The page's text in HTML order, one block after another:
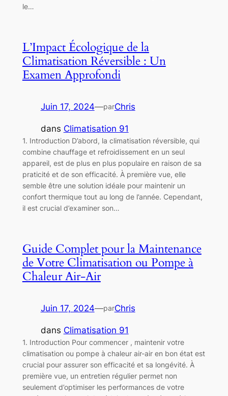
le…
L’Impact Écologique de la
Climatisation Réversible : Un
Examen Approfondi
Juin 17, 2024—parChris
dans Climatisation 91
1. Introduction D’abord, la climatisation réversible, qui
combine chauffage et refroidissement en un seul
appareil, est de plus en plus populaire en raison de sa
praticité et de son efficacité. À première vue, elle
semble être une solution idéale pour maintenir un
confort thermique tout au long de l’année. Cependant,
il est crucial d’examiner son…
Guide Complet pour la Maintenance
de Votre Climatisation ou Pompe à
Chaleur Air-Air
Juin 17, 2024—parChris
dans Climatisation 91
1. Introduction Pour commencer , maintenir votre
climatisation ou pompe à chaleur air-air en bon état est
crucial pour assurer son efficacité et sa longévité. À
première vue, un entretien régulier permet non
seulement d’optimiser les performances de votre